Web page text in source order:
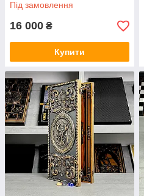
Під замовлення
16 000 ₴
Купити